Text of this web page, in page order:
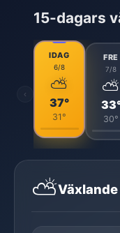
15-dagars
‹
IDAG
6/8
⛅
37°
31°
FRE
7/8
⛅
30°
⛅